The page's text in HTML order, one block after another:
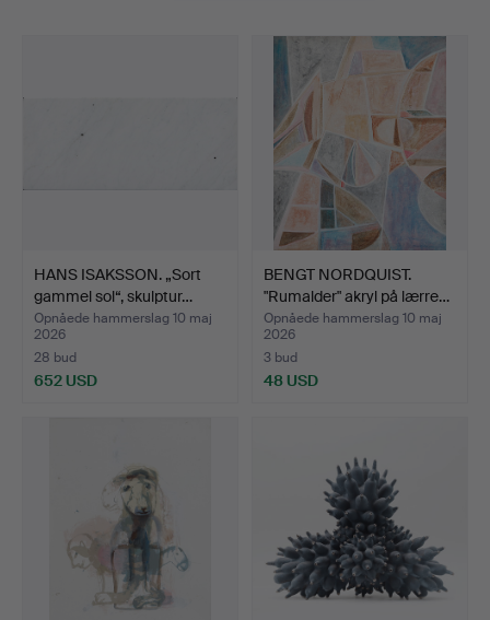
HANS ISAKSSON. „Sort
gammel sol“, skulptur…
Opnåede hammerslag 10 maj
2026
28 bud
652 USD
BENGT NORDQUIST.
"Rumalder" akryl på lærre…
Opnåede hammerslag 10 maj
2026
3 bud
48 USD